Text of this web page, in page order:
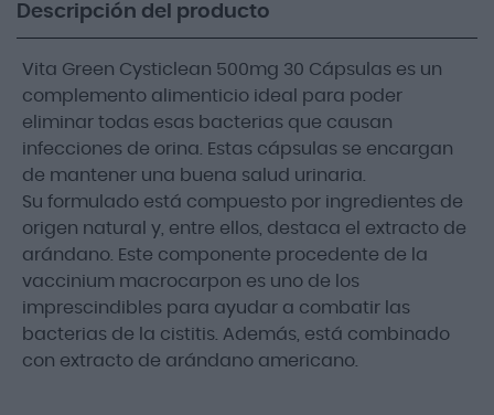
Descripción del producto
Vita Green Cysticlean 500mg 30 Cápsulas es un
complemento alimenticio ideal para poder
eliminar todas esas bacterias que causan
infecciones de orina. Estas cápsulas se encargan
de mantener una buena salud urinaria.
Su formulado está compuesto por ingredientes de
origen natural y, entre ellos, destaca el extracto de
arándano. Este componente procedente de la
vaccinium macrocarpon es uno de los
imprescindibles para ayudar a combatir las
bacterias de la cistitis. Además, está combinado
con extracto de arándano americano.